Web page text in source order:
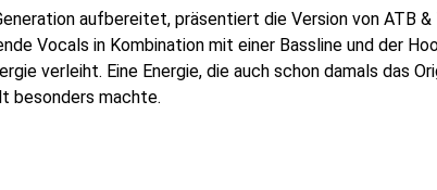
aufbereitet, präsentiert die Version von ATB &
Vocals in Kombination mit einer Bassline und der
verleiht. Eine Energie, die auch schon damals das
besonders machte.